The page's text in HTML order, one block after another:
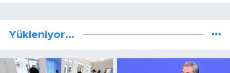
Yükleniyor...